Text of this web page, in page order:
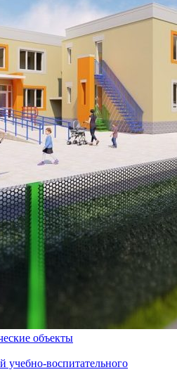
объекты
учебно-воспитательного